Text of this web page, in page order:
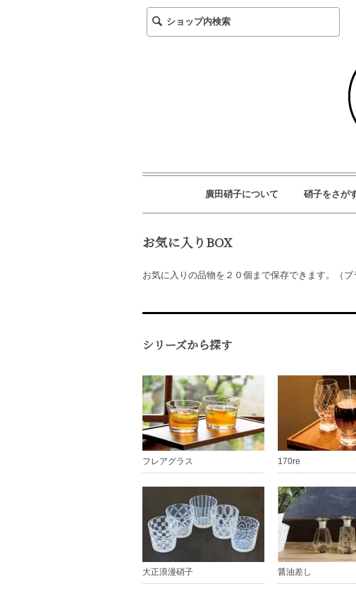
ショップ内検索
廣田硝子について 硝子をさが
お気に入りBOX
お気に入りの品物を２０個まで保存できます。（
シリーズから探す
フレアグラス 170re
大正浪漫硝子 醤油差し